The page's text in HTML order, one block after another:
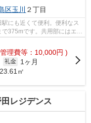
区玉川 ２丁目
にも近くて便利。便利なス
375mです。共用部にはエレ
理費等：10,000円 )
礼金
1ヶ月
㎡
レジデンス